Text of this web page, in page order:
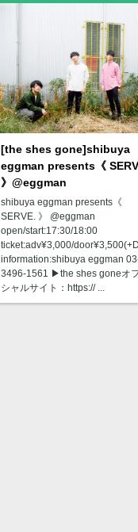
[the shes gone]shibuya
eggman presents《
》@eggman
shibuya eggman presents《
SERVE. 》 @eggman
open/start:17:30/18:00
ticket:adv¥3,000/
information:shibuya eggman
3496-1561 ▶︎the shes goneオ
シャルサイト：https:// ...